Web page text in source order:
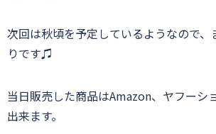
次回は秋頃を予定しているようなので、
りです♫
当日販売した商品はAmazon、ヤフーシ
出来ます。